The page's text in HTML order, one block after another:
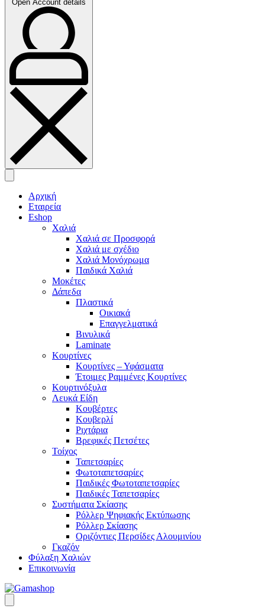
Open Account details
Αρχική
Εταιρεία
Eshop
Χαλιά
Χαλιά σε Προσφορά
Χαλιά με σχέδιο
Χαλιά Μονόχρωμα
Παιδικά Χαλιά
Μοκέτες
Δάπεδα
Πλαστικά
Οικιακά
Επαγγελματικά
Βινυλικά
Laminate
Κουρτίνες
Κουρτίνες – Υφάσματα
Έτοιμες Ραμμένες Κουρτίνες
Κουρτινόξυλα
Λευκά Είδη
Κουβέρτες
Κουβερλί
Ριχτάρια
Βρεφικές Πετσέτες
Τοίχος
Ταπετσαρίες
Φωτοταπετσαρίες
Παιδικές Φωτοταπετσαρίες
Παιδικές Ταπετσαρίες
Συστήματα Σκίασης
Ρόλλερ Ψηφιακής Εκτύπωσης
Ρόλλερ Σκίασης
Οριζόντιες Περσίδες Αλουμινίου
Γκαζόν
Φύλαξη Χαλιών
Επικοινωνία